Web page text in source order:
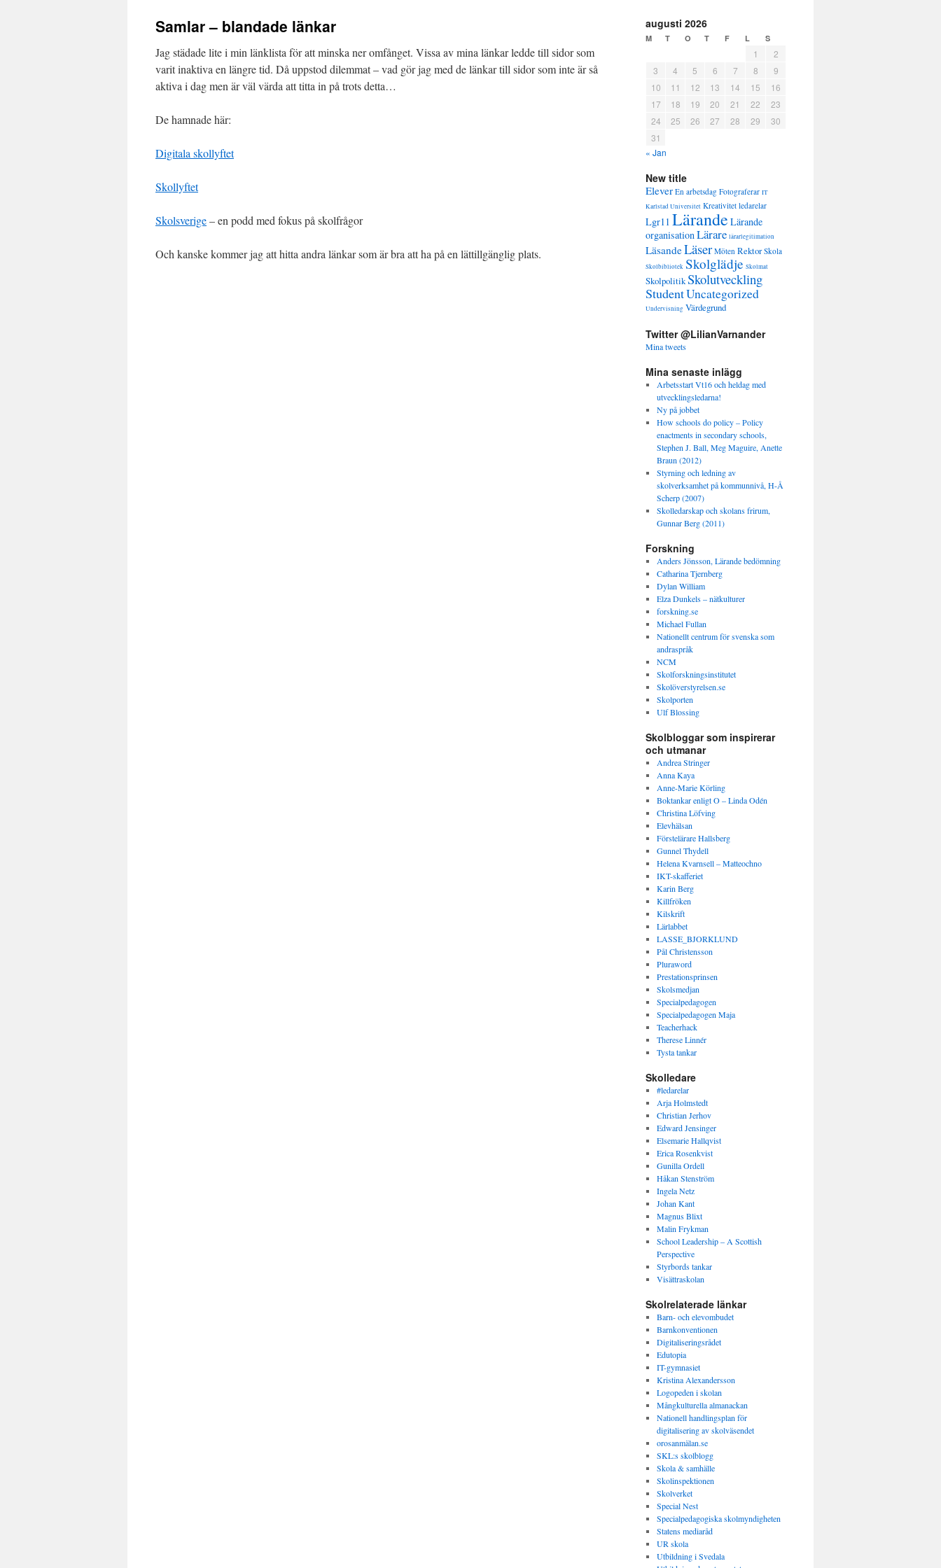
innehåll
Samlar – blandade länkar
Jag städade lite i min länklista för att minska ner omfånget. Vissa av mina länkar ledde till sidor som
varit inaktiva en längre tid. Då uppstod dilemmat – vad gör jag med de länkar till sidor som inte är så
aktiva i dag men är väl värda att titta in på trots detta…
De hamnade här:
Digitala skollyftet
Skollyftet
Skolsverige– en podd med fokus på skolfrågor
Och kanske kommer jag att hitta andra länkar som är bra att ha på en lättillgänglig plats.
augusti 2026
M T O T F L S
« Jan
1
2
3
4 5 6 7 8
9
10
11 12 13 14 15
16
17
18 19 20 21 22
23
24
25 26 27 28 29
30
31
New title
Elever En arbetsdag Fotograferar IT
Karlstad Universitet Kreativitet ledarelar
Lgr11 Lärande Lärande
organisationLärare lärarlegitimation
LäsandeLäser Möten Rektor Skola
Skolbibliotek Skolglädje Skolmat
SkolpolitikSkolutveckling
StudentUncategorized
Undervisning Värdegrund
Twitter @LilianVarnander
Mina tweets
Mina senaste inlägg
Arbetsstart Vt16 och heldag med
utvecklingsledarna!
Ny på jobbet
How schools do policy – Policy
enactments in secondary schools,
Stephen J. Ball, Meg Maguire, Anette
Braun (2012)
Styrning och ledning av
skolverksamhet på kommunnivå, H-Å
Scherp (2007)
Skolledarskap och skolans frirum,
Gunnar Berg (2011)
Forskning
Anders Jönsson, Lärande bedömning
Catharina Tjernberg
Dylan William
Elza Dunkels – nätkulturer
forskning.se
Michael Fullan
Nationellt centrum för svenska som
andraspråk
NCM
Skolforskningsinstitutet
Skolöverstyrelsen.se
Skolporten
Ulf Blossing
Skolbloggar som inspirerar
och utmanar
Andrea Stringer
Anna Kaya
Anne-Marie Körling
Boktankar enligt O – Linda Odén
Christina Löfving
Elevhälsan
Förstelärare Hallsberg
Gunnel Thydell
Helena Kvarnsell – Matteochno
IKT-skafferiet
Karin Berg
Killfröken
Kilskrift
Lärlabbet
LASSE_BJORKLUND
Pål Christensson
Pluraword
Prestationsprinsen
Skolsmedjan
Specialpedagogen
Specialpedagogen Maja
Teacherhack
Therese Linnér
Tysta tankar
Skolledare
#ledarelar
Arja Holmstedt
Christian Jerhov
Edward Jensinger
Elsemarie Hallqvist
Erica Rosenkvist
Gunilla Ordell
Håkan Stenström
Ingela Netz
Johan Kant
Magnus Blixt
Malin Frykman
School Leadership – A Scottish
Perspective
Styrbords tankar
Visättraskolan
Skolrelaterade länkar
Barn- och elevombudet
Barnkonventionen
Digitaliseringsrådet
Edutopia
IT-gymnasiet
Kristina Alexandersson
Logopeden i skolan
Mångkulturella almanackan
Nationell handlingsplan för
digitalisering av skolväsendet
orosanmälan.se
SKL:s skolblogg
Skola & samhälle
Skolinspektionen
Skolverket
Special Nest
Specialpedagogiska skolmyndigheten
Statens mediaråd
UR skola
Utbildning i Svedala